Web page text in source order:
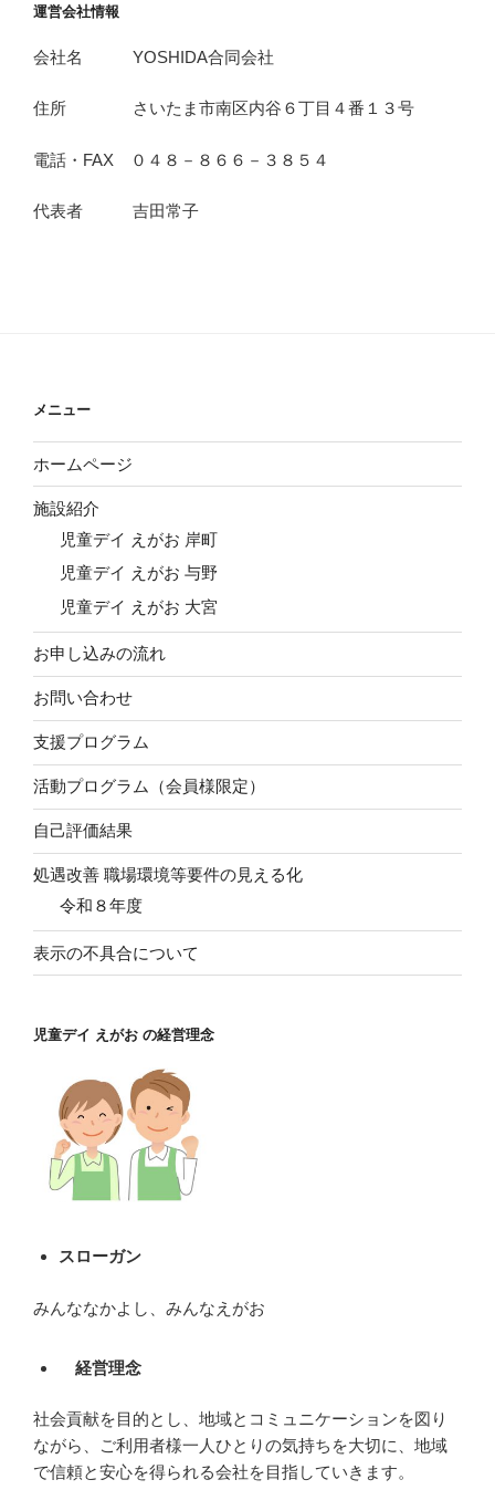
運営会社情報
会社名 YOSHIDA合同会社
住所 さいたま市南区内谷６丁目４番１３号
電話・FAX ０４８－８６６－３８５４
代表者 吉田常子
メニュー
ホームページ
施設紹介
児童デイ えがお 岸町
児童デイ えがお 与野
児童デイ えがお 大宮
お申し込みの流れ
お問い合わせ
支援プログラム
活動プログラム（会員様限定）
自己評価結果
処遇改善 職場環境等要件の見える化
令和８年度
表示の不具合について
児童デイ えがお の経営理念
スローガン
みんななかよし、みんなえがお
経営理念
社会貢献を目的とし、地域とコミュニケーションを図り
ながら、ご利用者様一人ひとりの気持ちを大切に、地域
で信頼と安心を得られる会社を目指していきます。